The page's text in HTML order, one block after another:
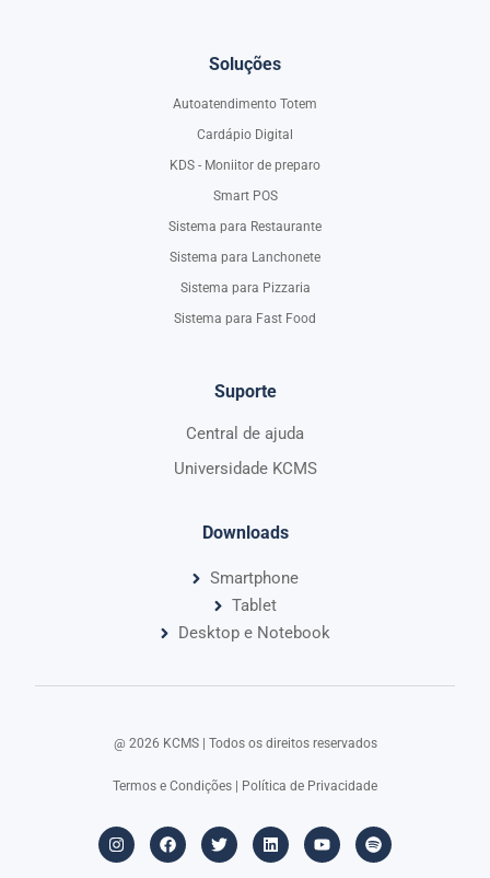
Soluções
Autoatendimento Totem
Cardápio Digital
KDS - Moniitor de preparo
Smart POS
Sistema para Restaurante
Sistema para Lanchonete
Sistema para Pizzaria
Sistema para Fast Food
Suporte
Central de ajuda
Universidade KCMS
Downloads
Smartphone
Tablet
Desktop e Notebook
@ 2026 KCMS | Todos os direitos reservados​
Termos e Condições | Política de Privacidade